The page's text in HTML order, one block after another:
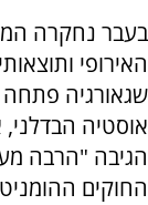
בעבר נחקרה
האירופי
שגאורגיה
אוסטיה
הגיבה "הרבה
החוקים